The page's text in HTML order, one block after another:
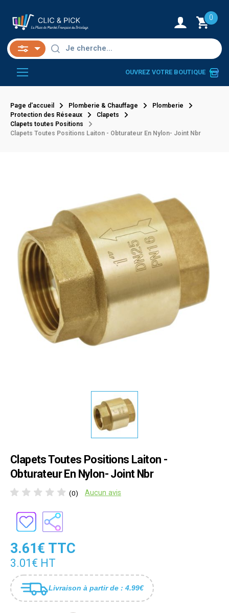
0
OUVREZ VOTRE BOUTIQUE
Page d'accueil Plomberie & Chauffage
Plomberie
Protection des Réseaux
Clapets
Clapets toutes Positions
Clapets Toutes Positions Laiton - Obturateur En Nylon- Joint Nbr
Clapets Toutes Positions Laiton -
Obturateur En Nylon- Joint Nbr
(0) Aucun avis
3.61€ TTC
3.01€ HT
Livraison à partir de : 4.99€